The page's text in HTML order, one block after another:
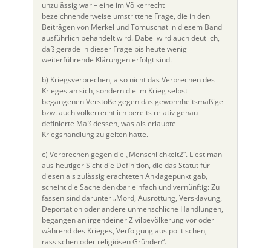
unzulässig war – eine im Völkerrecht
bezeichnenderweise umstrittene Frage, die in den
Beiträgen von Merkel und Tomuschat in diesem Band
ausführlich behandelt wird. Dabei wird auch deutlich,
daß gerade in dieser Frage bis heute wenig
weiterführende Klärungen erfolgt sind.
b) Kriegsverbrechen, also nicht das Verbrechen des
Krieges an sich, sondern die im Krieg selbst
begangenen Verstöße gegen das gewohnheitsmäßige
bzw. auch völkerrechtlich bereits relativ genau
definierte Maß dessen, was als erlaubte
Kriegshandlung zu gelten hatte.
c) Verbrechen gegen die „Menschlichkeit2“. Liest man
aus heutiger Sicht die Definition, die das Statut für
diesen als zulässig erachteten Anklagepunkt gab,
scheint die Sache denkbar einfach und vernünftig: Zu
fassen sind darunter „Mord, Ausrottung, Versklavung,
Deportation oder andere unmenschliche Handlungen,
begangen an irgendeiner Zivilbevölkerung vor oder
während des Krieges, Verfolgung aus politischen,
rassischen oder religiösen Gründen“.